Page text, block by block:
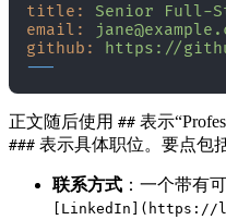
title:
Senior Full-
email:
github:
https://
正文随后使用 ## 表示
### 表示具体职位。要点包
联系方式 ：一个带有
[LinkedIn](https://